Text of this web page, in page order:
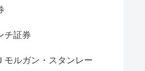
チ証券
モルガン・スタンレー